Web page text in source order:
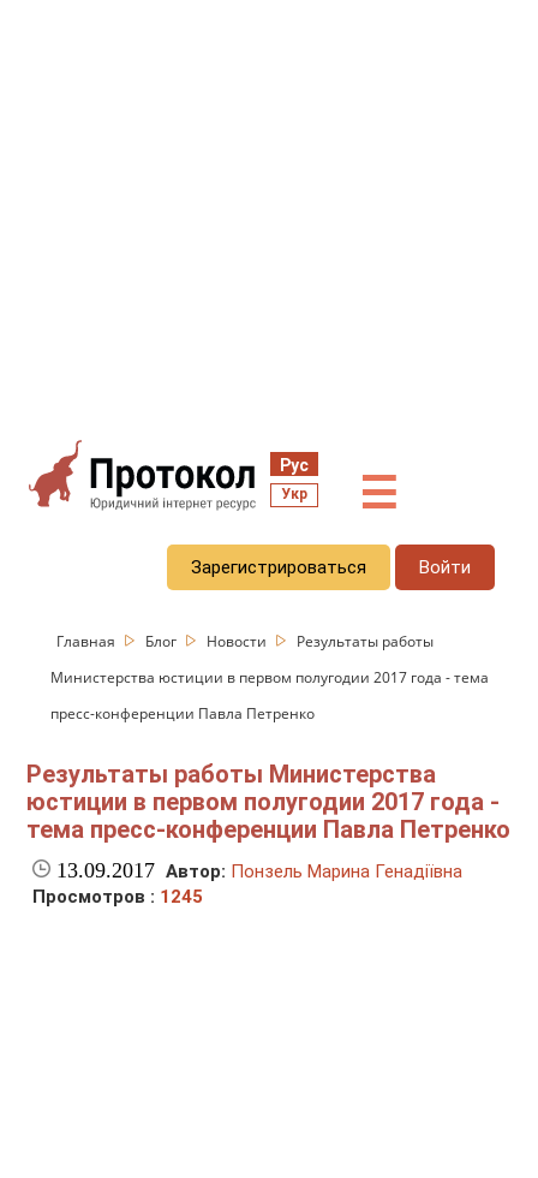
Рус
Укр ☰
Зарегистрироваться Войти
Главная Блог Новости
Результаты работы
Министерства юстиции в первом полугодии 2017 года - тема
пресс-конференции Павла Петренко
Результаты работы Министерства
юстиции в первом полугодии 2017 года -
тема пресс-конференции Павла Петренко
13.09.2017 Автор: Понзель Марина Генадіївна
Просмотров : 1245